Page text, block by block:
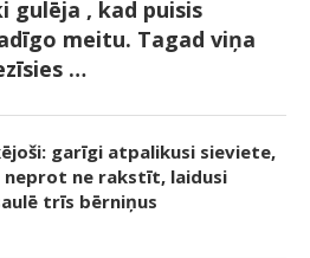
gulēja , kad puisis
meitu. Tagad viņa
…
garīgi atpalikusi sieviete,
neprot ne rakstīt, laidusi
trīs bērniņus